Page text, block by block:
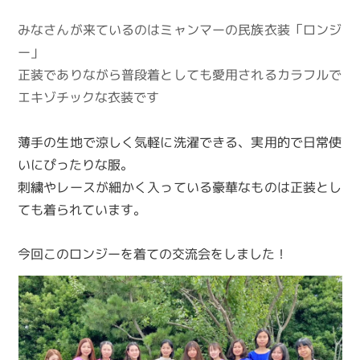
みなさんが来ているのはミャンマーの民族衣装「ロンジ
ー」
正装でありながら普段着としても愛用されるカラフルで
エキゾチックな衣装です
薄手の生地で涼しく気軽に洗濯できる、実用的で日常使
いにぴったりな服。
刺繍やレースが細かく入っている豪華なものは正装とし
ても着られています。
今回このロンジーを着ての交流会をしました！